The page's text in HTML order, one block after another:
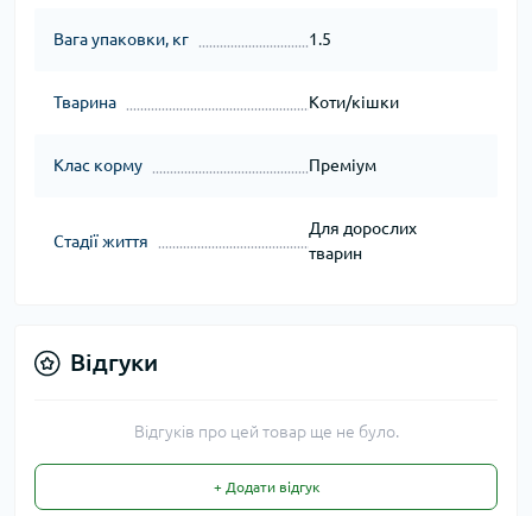
Вага упаковки, кг 1.5
Тварина Коти/кішки
Клас корму Преміум
Стадії життя
Для дорослих
тварин
Відгуки
Відгуків про цей товар ще не було.
+ Додати відгук